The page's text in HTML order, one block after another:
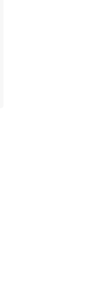
:138.4KB)
ファイル:95.8KB)
（記入例）(PDFファ